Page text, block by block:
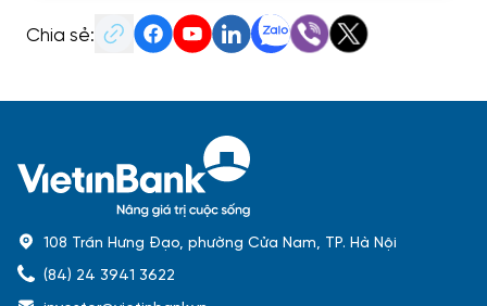
Chia sẻ:
108 Trần Hưng Đạo, phường Cửa Nam, TP. Hà Nội
(84) 24 3941 3622